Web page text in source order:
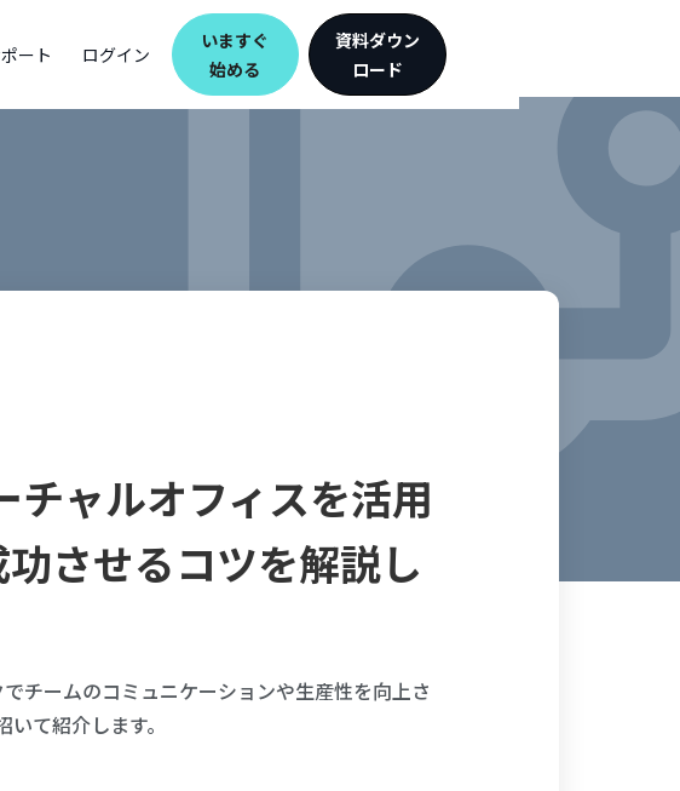
ート ログイン
いますぐ
始める
資料ダウン
ロード
ャルオフィスを活用
させるコツを解説し
チームのコミュニケーションや生産性を向上さ
て紹介します。